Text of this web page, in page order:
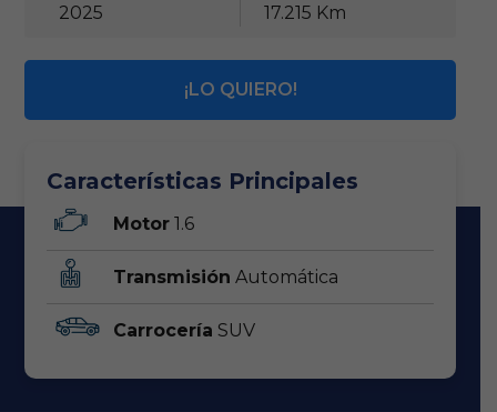
2025
17.215 Km
¡LO QUIERO!
Características Principales
Motor 1.6
Transmisión Automática
Carrocería SUV